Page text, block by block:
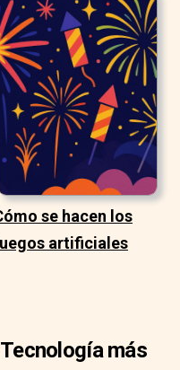
se hacen los
artificiales
más